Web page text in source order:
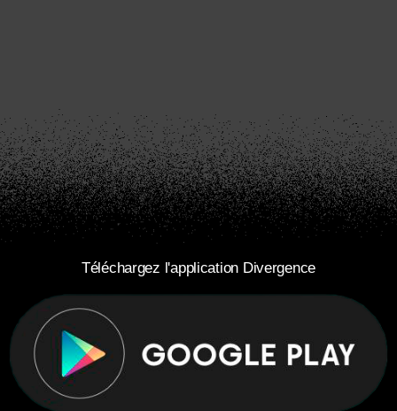
Téléchargez l'application Divergence